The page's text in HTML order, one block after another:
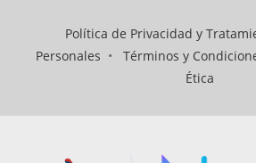
Política de Privacidad y
Personales • Términos y
Ética